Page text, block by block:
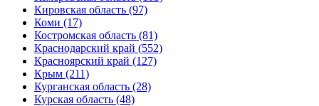
Кировская область (97)
Коми (17)
Костромская область (81)
Краснодарский край (552)
Красноярский край (127)
Крым (211)
Курганская область (28)
Курская область (48)